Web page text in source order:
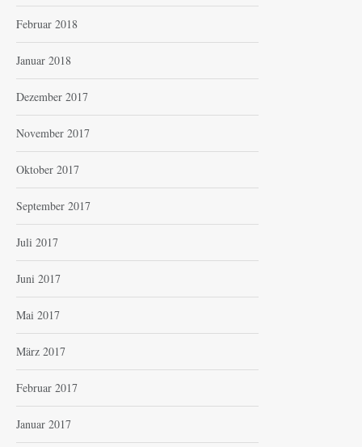
Februar 2018
Januar 2018
Dezember 2017
November 2017
Oktober 2017
September 2017
Juli 2017
Juni 2017
Mai 2017
März 2017
Februar 2017
Januar 2017